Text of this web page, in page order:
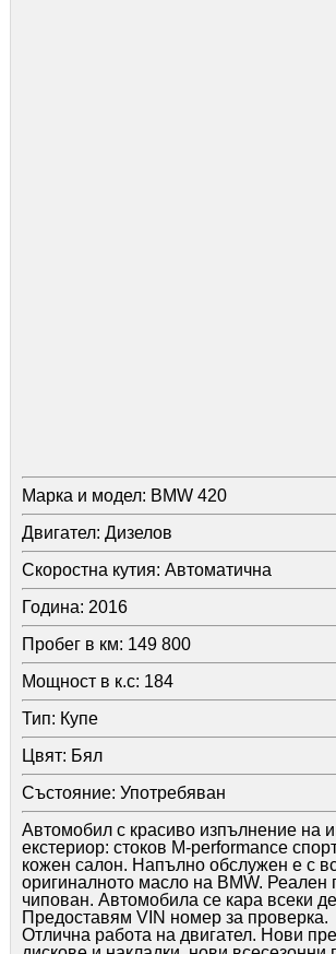
Марка и модел: BMW 420
Двигател: Дизелов
Скоростна кутия: Автоматична
Година: 2016
Пробег в км: 149 800
Мощност в к.с: 184
Тип: Купе
Цвят: Бял
Състояние: Употребяван
Автомобил с красиво изпълнение на
екстериор: стоков M-performance
кожен салон. Напълно обслужен е с
оригиналното масло на BMW. Реален
чипован. Автомобила се кара всеки
Предоставям VIN номер за проверка.
Отлична работа на двигател. Нови